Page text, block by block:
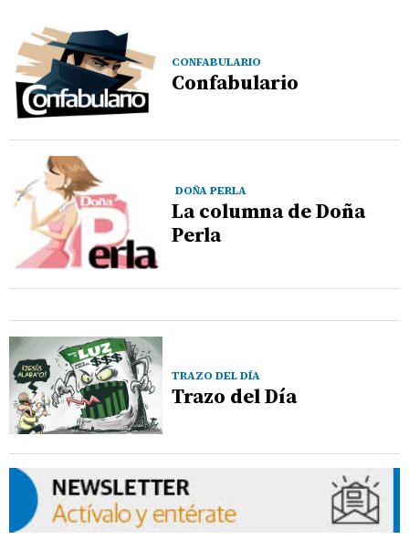
CONFABULARIO
Confabulario
DOÑA PERLA
La columna de Doña
Perla
TRAZO DEL DÍA
Trazo del Día